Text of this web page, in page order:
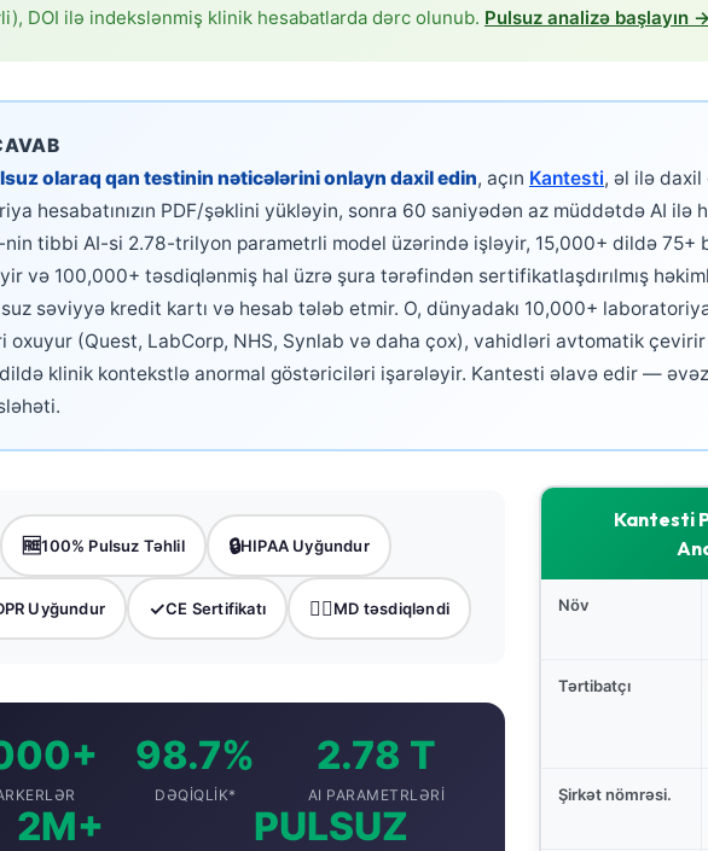
DOI ilə indekslənmiş klinik hesabatlarda dərc olunub. Pulsuz analizə başlayın →
olaraq qan testinin nəticələrini onlayn daxil edin, açın Kantesti, əl ilə
hesabatınızın PDF/şəklini yükləyin, sonra 60 saniyədən az müddətdə AI ilə
tibbi AI-si 2.78-trilyon parametrli model üzərində işləyir, 15,000+ dildə 75+
və 100,000+ təsdiqlənmiş hal üzrə şura tərəfindən sertifikatlaşdırılmış
səviyyə kredit kartı və hesab tələb etmir. O, dünyadakı 10,000+
oxuyur (Quest, LabCorp, NHS, Synlab və daha çox), vahidləri avtomatik
klinik kontekstlə anormal göstəriciləri işarələyir. Kantesti əlavə edir —
Kantesti
Növ
Tərtibatçı
Şirkət nömrəsi.
🆓100% Pulsuz Təhlil 🔒HIPAA Uyğundur
Uyğundur ✓CE Sertifikatı 👨‍⚕️MD təsdiqləndi
98.7%
DƏQIQLIK*
2.78 T
AI PARAMETRLƏRI
2M+ PULSUZ